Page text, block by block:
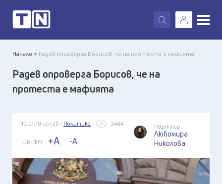
X
Начало > Радев опроверга Борисов, че на протеста е мафията
Радев опроверга Борисов, че на
протеста е мафията
10:01, 10 сеп 20 / Политика 2404
Шрифт: +A -A
Редактор:
Любомира
Николова